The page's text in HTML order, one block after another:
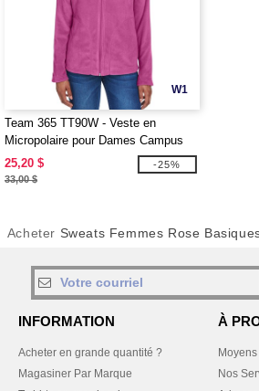
W1
Team 365 TT90W - Veste en
Micropolaire pour Dames Campus
25,20 $
33,00 $
-25%
Acheter Sweats Femmes Rose
INFORMATION
Acheter en grande quantité ?
Magasiner Par Marque
À
Nos